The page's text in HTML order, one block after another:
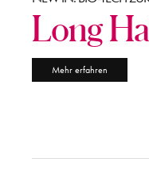
Long
Mehr erfahren